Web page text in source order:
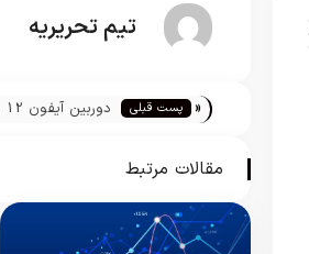
تیم تحریریه
« پست قبلی
مقالات مرتبط